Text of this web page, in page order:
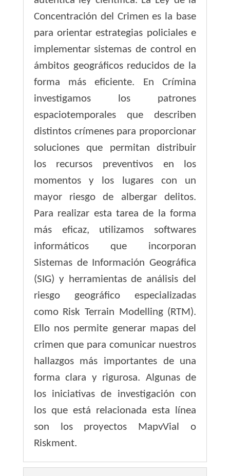
Concentración del Crimen es la base
para orientar estrategias policiales e
implementar sistemas de control en
ámbitos geográficos reducidos de la
forma más eficiente. En Crímina
investigamos los patrones
espaciotemporales que describen
distintos crímenes para proporcionar
soluciones que permitan distribuir
los recursos preventivos en los
momentos y los lugares con un
mayor riesgo de albergar delitos.
Para realizar esta tarea de la forma
más eficaz, utilizamos softwares
informáticos que incorporan
Sistemas de Información Geográfica
(SIG) y herramientas de análisis del
riesgo geográfico especializadas
como Risk Terrain Modelling (RTM).
Ello nos permite generar mapas del
crimen que para comunicar nuestros
hallazgos más importantes de una
forma clara y rigurosa. Algunas de
los iniciativas de investigación con
los que está relacionada esta línea
son los proyectos MapvVial o
Riskment.